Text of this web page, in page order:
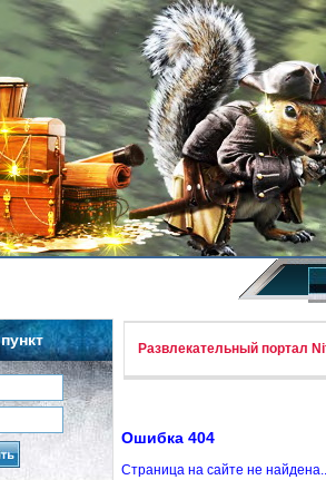
Развлекательный портал
Ошибка 404
Страница на сайте не